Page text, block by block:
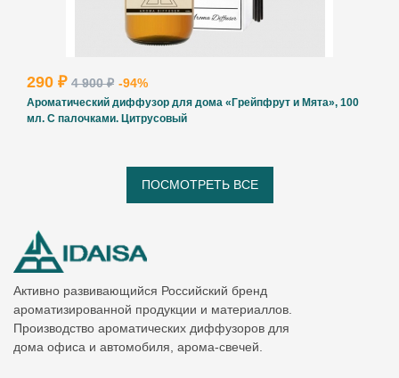
290 ₽ 4 900 ₽ -94%
Ароматический диффузор для дома «Грейпфрут и Мята», 100
мл. С палочками. Цитрусовый
ПОСМОТРЕТЬ ВСЕ
Активно развивающийся Российский бренд
ароматизированной продукции и материаллов.
Производство ароматических диффузоров для
дома офиса и автомобиля, арома-свечей.